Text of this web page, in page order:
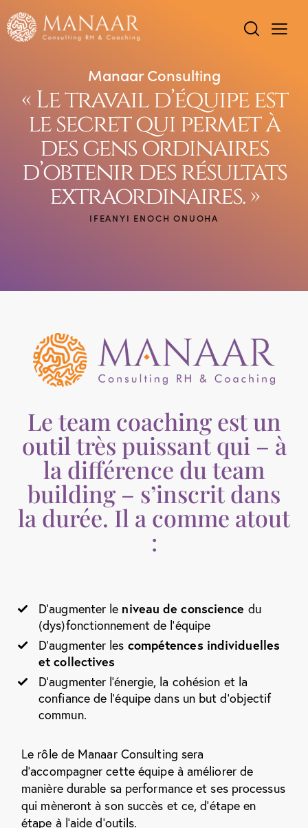
Manaar Consulting
« Le travail d’équipe est
le secret qui permet à
des gens ordinaires
d’obtenir des résultats
extraordinaires. »
IFEANYI ENOCH ONUOHA
Le team coaching est un
outil très puissant qui – à
la différence du team
building – s’inscrit dans
la durée. Il a comme atout
:
D’augmenter le niveau de conscience du
(dys)fonctionnement de l’équipe
D’augmenter les compétences individuelles
et collectives
D’augmenter l’énergie, la cohésion et la
confiance de l’équipe dans un but d’objectif
commun.
Le rôle de Manaar Consulting sera
d’accompagner cette équipe à améliorer de
manière durable sa performance et ses processus
qui mèneront à son succès et ce, d’étape en
étape à l’aide d’outils.